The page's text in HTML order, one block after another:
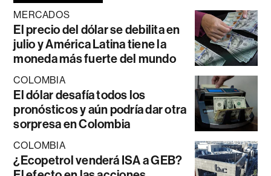
MERCADOS
El precio del dólar se debilita en
julio y América Latina tiene la
moneda más fuerte del mundo
COLOMBIA
El dólar desafía todos los
pronósticos y aún podría dar otra
sorpresa en Colombia
COLOMBIA
¿Ecopetrol venderá ISA a GEB?